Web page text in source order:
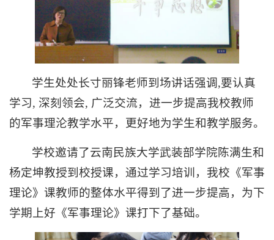
学生处处长寸丽锋老师到场讲话强调,要认真
学习, 深刻领会, 广泛交流，进一步提高我校教师
的军事理沦教学水平，更好地为学生和教学服务。
学校邀请了云南民族大学武装部学院陈满生和
杨定坤教授到校授课，通过学习培训，我校《军事
理论》课教师的整体水平得到了进一步提高，为下
学期上好《军事理论》课打下了基础。